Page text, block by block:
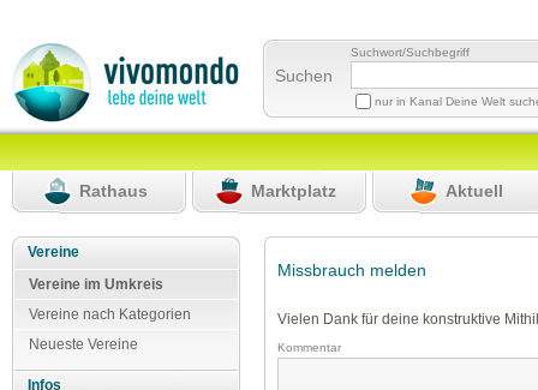
Suchen
Suchwort/Suchbegriff
nur in Kanal Deine Welt
Rathaus Marktplatz Aktuell
Vereine
Vereine im Umkreis
Vereine nach Kategorien
Neueste Vereine
Infos
Missbrauch melden
Vielen Dank für deine konstruktive
Kommentar